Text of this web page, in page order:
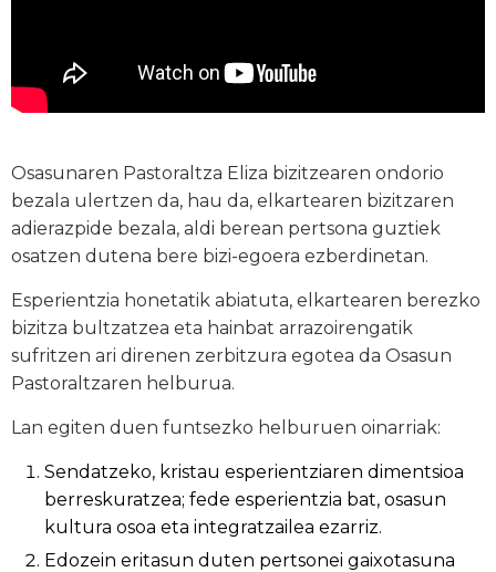
Osasunaren Pastoraltza Eliza bizitzearen ondorio
bezala ulertzen da, hau da, elkartearen bizitzaren
adierazpide bezala, aldi berean pertsona guztiek
osatzen dutena bere bizi-egoera ezberdinetan.
Esperientzia honetatik abiatuta, elkartearen berezko
bizitza bultzatzea eta hainbat arrazoirengatik
sufritzen ari direnen zerbitzura egotea da Osasun
Pastoraltzaren helburua.
Lan egiten duen funtsezko helburuen oinarriak:
Sendatzeko, kristau esperientziaren dimentsioa
berreskuratzea; fede esperientzia bat, osasun
kultura osoa eta integratzailea ezarriz.
Edozein eritasun duten pertsonei gaixotasuna